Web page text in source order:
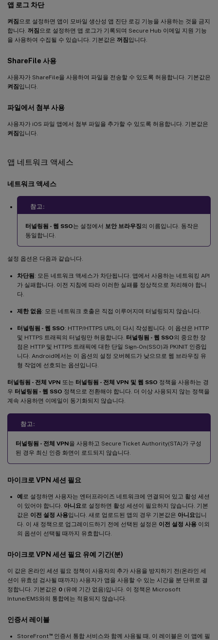
앱 로그 차단
켜짐 으로 설정하면 앱이 모바일 생산성 앱 진단 로깅 기능을 사용하는 것을 금지
합니다. 꺼짐 으로 설정하면 앱 로그가 기록되며 Secure Hub 이메일 지원 기능
을 사용하여 수집될 수 있습니다. 기본값은 꺼짐입니다.
ShareFile 사용
사용자가 ShareFile을 사용하여 파일을 전송할 수 있도록 허용합니다. 기본값은
켜짐입니다.
파일에서 첨부 사용
사용자가 iOS 파일 앱에서 첨부 파일을 추가할 수 있도록 허용합니다. 기본값은
켜짐입니다.
앱 네트워크 액세스
네트워크 액세스
참고:
터널링됨 - 웹 SSO는 설정에서 보안 브라우징의 이름입니다. 동작은
동일합니다.
설정 옵션은 다음과 같습니다.
차단됨: 모든 네트워크 액세스가 차단됩니다. 앱에서 사용하는 네트워킹 API
가 실패합니다. 이전 지침에 따라 이러한 실패를 정상적으로 처리해야 합니
다.
제한 없음: 모든 네트워크 호출은 직접 이루어지며 터널링되지 않습니다.
터널링됨 - 웹 SSO: HTTP/HTTPS URL이 다시 작성됩니다. 이 옵션은 HTTP
및 HTTPS 트래픽의 터널링만 허용합니다. 터널링됨 - 웹 SSO의 중요한 장
점은 HTTP 및 HTTPS 트래픽에 대한 단일 Sign-On(SSO)과 PKINIT 인증입
니다. Android에서는 이 옵션의 설정 오버헤드가 낮으므로 웹 브라우징 유
형 작업에 선호되는 옵션입니다.
터널링됨 - 전체 VPN 또는 터널링됨 - 전체 VPN 및 웹 SSO 정책을 사용하는 경
우 터널링됨 - 웹 SSO 정책으로 전환해야 합니다. 더 이상 사용되지 않는 정책을
계속 사용하면 이메일이 동기화되지 않습니다.
참고:
터널링됨 - 전체 VPN을 사용하고 Secure Ticket Authority(STA)가 구성
된 경우 최신 인증 화면이 로드되지 않습니다.
마이크로 VPN 세션 필요
예 로 설정하면 사용자는 엔터프라이즈 네트워크에 연결되어 있고 활성 세션
이 있어야 합니다. 아니요 로 설정하면 활성 세션이 필요하지 않습니다. 기본
값은 이전 설정 사용입니다. 새로 업로드된 앱의 경우 기본값은 아니요입니
다. 이 새 정책으로 업그레이드하기 전에 선택된 설정은 이전 설정 사용 이외
의 옵션이 선택될 때까지 유효합니다.
마이크로 VPN 세션 필요 유예 기간(분)
이 값은 온라인 세션 필요 정책이 사용자의 추가 사용을 방지하기 전(온라인 세
션이 유효성 검사될 때까지) 사용자가 앱을 사용할 수 있는 시간을 분 단위로 결
정합니다. 기본값은 0 (유예 기간 없음)입니다. 이 정책은 Microsoft
Intune/EMS와의 통합에는 적용되지 않습니다.
인증서 레이블
StoreFront™인증서 통합 서비스와 함께 사용될 때, 이 레이블은 이 앱에 필